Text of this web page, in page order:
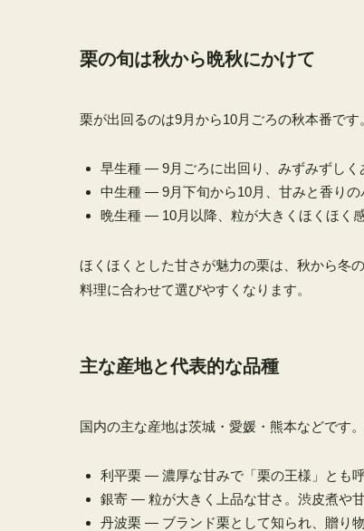
栗の旬は秋から晩秋にかけて
栗が出回るのは9月から10月ごろの秋本番で
早生種 — 9月ごろに出回り、みずみずしく
中生種 — 9月下旬から10月、甘みと香りの
晩生種 — 10月以降、粒が大きくほくほく
ほくほくとした甘さが魅力の栗は、秋から冬
料理に合わせて選びやすくなります。
主な産地と代表的な品種
国内の主な産地は茨城・愛媛・熊本などです
利平栗 — 濃厚な甘みで「栗の王様」とも
銀寄 — 粒が大きく上品な甘さ。渋皮煮や
丹波栗 — ブランド栗として知られ、贈り